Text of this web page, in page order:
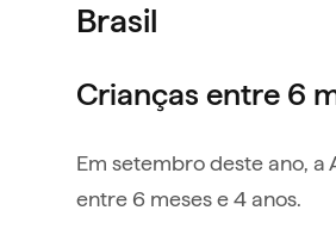
Brasil
Crianças entre 6
Em setembro deste ano,
entre 6 meses e 4 anos.